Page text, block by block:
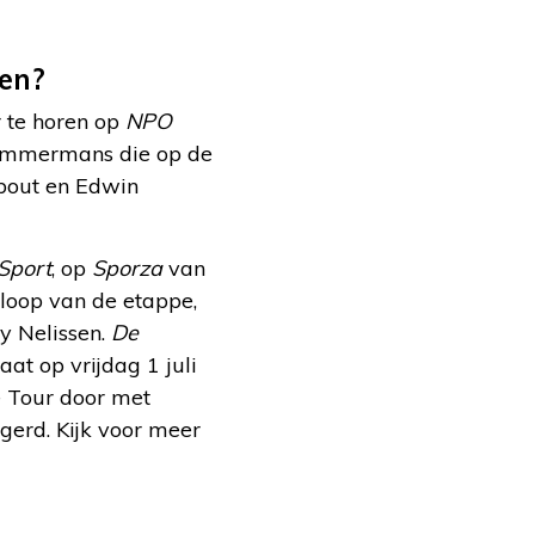
horen op NPO
die op de
en Edwin
, op Sporzavan
van de etappe,
Nelissen. De
op vrijdag 1 juli
Tour door met
Kijk voor meer